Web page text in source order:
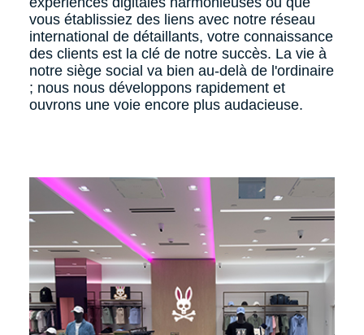
vous établissiez des liens avec notre réseau
international de détaillants, votre connaissance
des clients est la clé de notre succès. La vie à
notre siège social va bien au-delà de l'ordinaire
; nous nous développons rapidement et
ouvrons une voie encore plus audacieuse.